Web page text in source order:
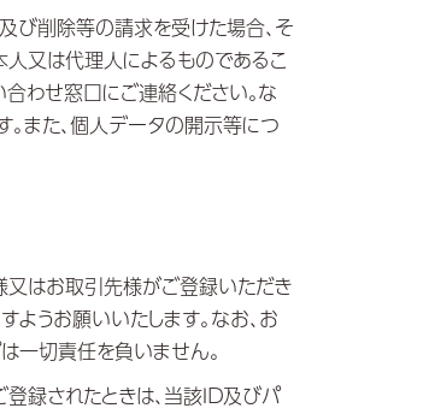
び削除等の請求を受けた場合、そ
又は代理人によるものであるこ
わせ窓口にご連絡ください｡な
また、個人データの開示等につ
又はお取引先様がご登録いただき
うお願いいたします。なお、お
一切責任を負いません。
されたときは、当該ＩＤ及びパ